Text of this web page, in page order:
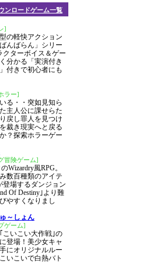
ンロードゲーム一覧
]
の軽快アクション
んばらん」シリー
クターボイス＆ゲー
分かる「実演付き
付きで初心者にも
ラー]
る・・突如見知ら
主人公に課せらた
戻し罪人を見つけ
裁き現実へと戻る
？探索ホラーゲー
冒険ゲーム]
Wizardry風RPG。
数百種類のアイテ
登場するダンジョン
Of Destiny｣より難
やすくなりまし
～しょん
ゲーム]
こいこい大作戦｣の
登場！美少女キャ
にオリジナルルー
いこいで白熱バト